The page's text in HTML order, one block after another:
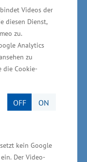
Videos der
diesen Dienst,
zu.
Analytics
zu
die Cookie-
OFF ON
kein Google
Der Video-
in der
zu Schwerin,
Allee 12,
zur
zu Schwerin